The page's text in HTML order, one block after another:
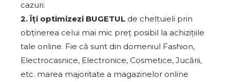
cazuri.
2. Îți optimizezi BUGETUL de cheltuieli prin
obținerea celui mai mic preț posibil la achizițiile
tale online. Fie că sunt din domeniul Fashion,
Electrocasnice, Electronice, Cosmetice, Jucării,
etc. marea majoritate a magazinelor online